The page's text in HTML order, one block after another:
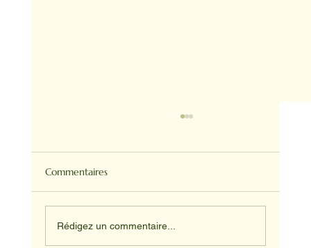
Commentaires
Rédigez un commentaire...